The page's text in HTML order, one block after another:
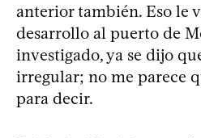
anterior también. Eso le
desarrollo al puerto de
investigado, ya se dijo
irregular; no me parece
para decir.